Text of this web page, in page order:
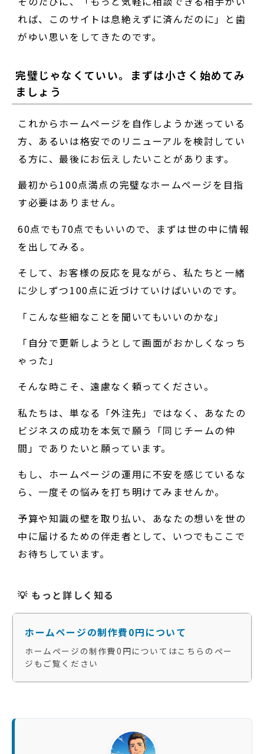
れば、このサイトは息絶えずに済んだのに」と歯
がゆい思いをしてきたのです。
完璧じゃなくていい。まずは小さく始めてみ
ましょう
これからホームページを自作しようか迷っている
方、あるいは格安でのリニューアルを検討してい
る方に、最後にお伝えしたいことがあります。
最初から100点満点の完璧なホームページを目指
す必要はありません。
60点でも70点でもいいので、まずは世の中に情報
を出してみる。
そして、お客様の反応を見ながら、私たちと一緒
に少しずつ100点に近づけていけばいいのです。
「こんな些細なことを聞いてもいいのかな」
「自分で更新しようとして画面がおかしくなっち
ゃった」
そんな時こそ、遠慮なく頼ってください。
私たちは、単なる「外注先」ではなく、あなたの
ビジネスの成功を本気で願う「同じチームの仲
間」でありたいと願っています。
もし、ホームページの運用に不安を感じているな
ら、一度その悩みを打ち明けてみませんか。
予算や知識の壁を取り払い、あなたの想いを世の
中に届けるための伴走者として、いつでもここで
お待ちしています。
💡 もっと詳しく知る
ホームページの制作費0円について
ホームページの制作費0円についてはこちらのペー
ジもご覧ください